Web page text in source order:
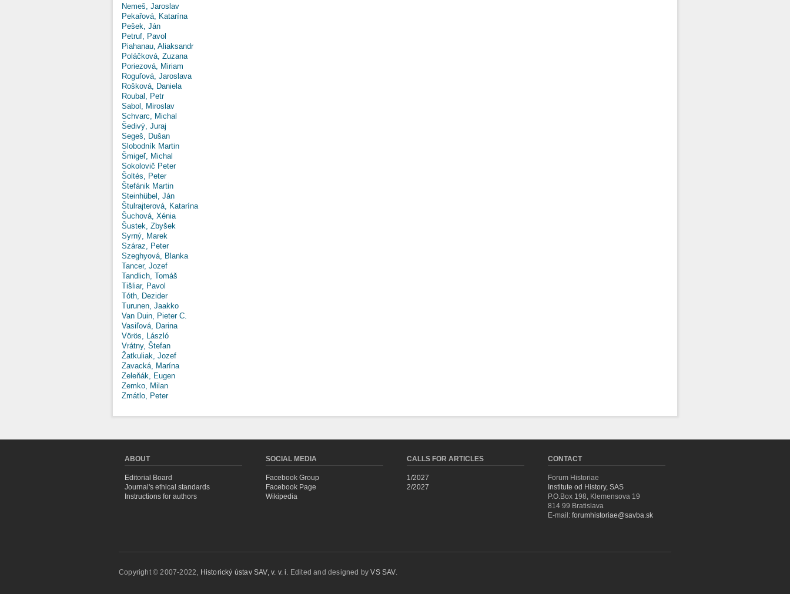
Nemeš, Jaroslav
Pekařová, Katarína
Pešek, Ján
Petruf, Pavol
Piahanau, Aliaksandr
Poláčková, Zuzana
Poriezová, Miriam
Roguľová, Jaroslava
Rošková, Daniela
Roubal, Petr
Sabol, Miroslav
Schvarc, Michal
Šedivý, Juraj
Segeš, Dušan
Slobodník Martin
Šmigeľ, Michal
Sokolovič Peter
Šoltés, Peter
Štefánik Martin
Steinhübel, Ján
Štulrajterová, Katarína
Šuchová, Xénia
Šustek, Zbyšek
Syrný, Marek
Száraz, Peter
Szeghyová, Blanka
Tancer, Jozef
Tandlich, Tomáš
Tišliar, Pavol
Tóth, Dezider
Turunen, Jaakko
Van Duin, Pieter C.
Vasiľová, Darina
Vörös, László
Vrátny, Štefan
Žatkuliak, Jozef
Zavacká, Marína
Zeleňák, Eugen
Zemko, Milan
Zmátlo, Peter
ABOUT
Editorial Board
Journal's ethical standards
Instructions for authors
SOCIAL MEDIA
Facebook Group
Facebook Page
Wikipedia
CALLS FOR ARTICLES
1/2027
2/2027
CONTACT
Forum Historiae
Institute od History, SAS
P.O.Box 198, Klemensova 19
814 99 Bratislava
E-mail: forumhistoriae@savba.sk
Copyright © 2007-2022, Historický ústav SAV, v. v. i. Edited and designed byVS SAV.